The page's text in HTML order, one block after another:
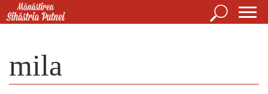
Mergi la conţinutul principal
Căutare
mila